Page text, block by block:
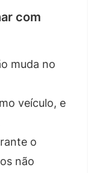
com
muda no
veículo, e
o
não